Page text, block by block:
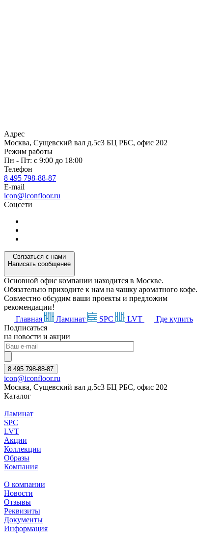
Адрес
Москва, Сущевский вал д.5с3 БЦ РБС, офис 202
Режим работы
Пн - Пт: с 9:00 до 18:00
Телефон
8 495 798-88-87
E-mail
icon@iconfloor.ru
Соцсети
Связаться с нами
Написать сообщение
Основной офис компании находится в Москве.
Обязательно приходите к нам на чашку ароматного кофе.
Совместно обсудим ваши проекты и предложим
рекомендации!
Главная
Ламинат SPC LVT
Где купить
Подписаться
на новости и акции
8 495 798-88-87
icon@iconfloor.ru
Москва, Сущевский вал д.5с3 БЦ РБС, офис 202
Каталог
Ламинат
SPC
LVT
Акции
Коллекции
Образы
Компания
О компании
Новости
Отзывы
Реквизиты
Документы
Информация